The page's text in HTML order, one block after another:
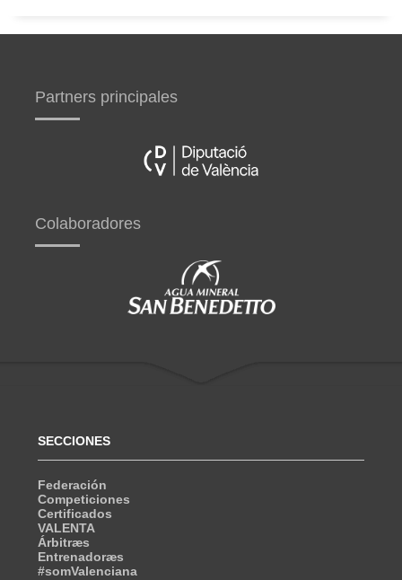
Partners principales
Colaboradores
SECCIONES
Federación
Competiciones
Certificados
VALENTA
Árbitræs
Entrenadoræs
#somValenciana